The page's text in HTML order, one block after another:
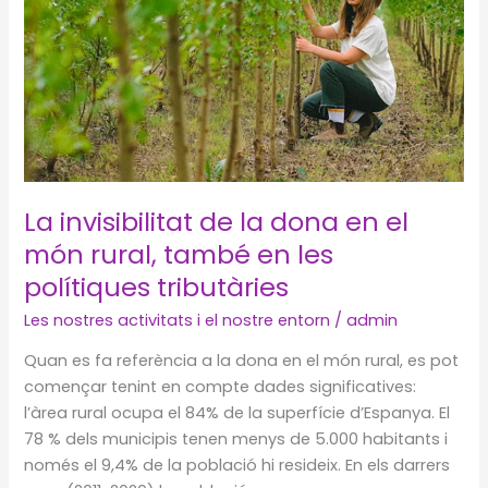
de
les
condicions
laborals
a
la
legislació
de
les
reivindicacions
del
La invisibilitat de la dona en el
món rural, també en les
polítiques tributàries
Les nostres activitats i el nostre entorn /admin
Quan es fa referència a la dona en el món rural, es pot
començar tenint en compte dades significatives:
l’àrea rural ocupa el 84% de la superfície d’Espanya. El
78 % dels municipis tenen menys de 5.000 habitants i
només el 9,4% de la població hi resideix. En els darrers